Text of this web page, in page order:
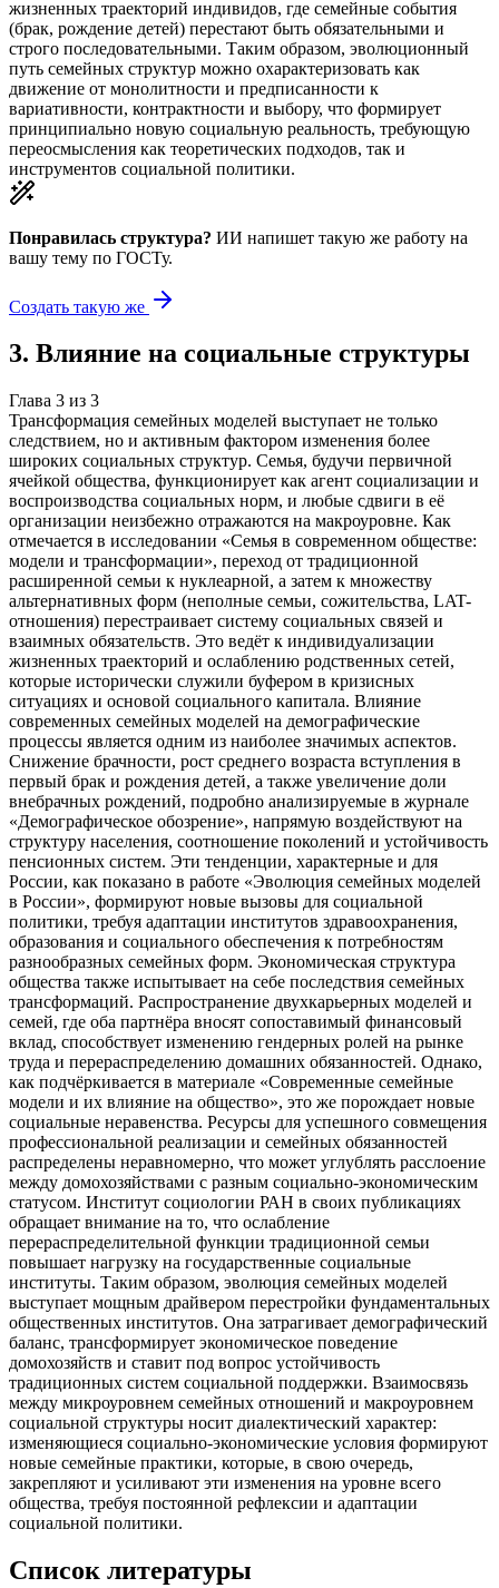
жизненных траекторий индивидов, где семейные события
(брак, рождение детей) перестают быть обязательными и
строго последовательными. Таким образом, эволюционный
путь семейных структур можно охарактеризовать как
движение от монолитности и предписанности к
вариативности, контрактности и выбору, что формирует
принципиально новую социальную реальность, требующую
переосмысления как теоретических подходов, так и
инструментов социальной политики.
Понравилась структура? ИИ напишет такую же работу на
вашу тему по ГОСТу.
Создать такую же
3. Влияние на социальные структуры
Глава 3 из 3
Трансформация семейных моделей выступает не только
следствием, но и активным фактором изменения более
широких социальных структур. Семья, будучи первичной
ячейкой общества, функционирует как агент социализации и
воспроизводства социальных норм, и любые сдвиги в её
организации неизбежно отражаются на макроуровне. Как
отмечается в исследовании «Семья в современном обществе:
модели и трансформации», переход от традиционной
расширенной семьи к нуклеарной, а затем к множеству
альтернативных форм (неполные семьи, сожительства, LAT-
отношения) перестраивает систему социальных связей и
взаимных обязательств. Это ведёт к индивидуализации
жизненных траекторий и ослаблению родственных сетей,
которые исторически служили буфером в кризисных
ситуациях и основой социального капитала. Влияние
современных семейных моделей на демографические
процессы является одним из наиболее значимых аспектов.
Снижение брачности, рост среднего возраста вступления в
первый брак и рождения детей, а также увеличение доли
внебрачных рождений, подробно анализируемые в журнале
«Демографическое обозрение», напрямую воздействуют на
структуру населения, соотношение поколений и устойчивость
пенсионных систем. Эти тенденции, характерные и для
России, как показано в работе «Эволюция семейных моделей
в России», формируют новые вызовы для социальной
политики, требуя адаптации институтов здравоохранения,
образования и социального обеспечения к потребностям
разнообразных семейных форм. Экономическая структура
общества также испытывает на себе последствия семейных
трансформаций. Распространение двухкарьерных моделей и
семей, где оба партнёра вносят сопоставимый финансовый
вклад, способствует изменению гендерных ролей на рынке
труда и перераспределению домашних обязанностей. Однако,
как подчёркивается в материале «Современные семейные
модели и их влияние на общество», это же порождает новые
социальные неравенства. Ресурсы для успешного совмещения
профессиональной реализации и семейных обязанностей
распределены неравномерно, что может углублять расслоение
между домохозяйствами с разным социально-экономическим
статусом. Институт социологии РАН в своих публикациях
обращает внимание на то, что ослабление
перераспределительной функции традиционной семьи
повышает нагрузку на государственные социальные
институты. Таким образом, эволюция семейных моделей
выступает мощным драйвером перестройки фундаментальных
общественных институтов. Она затрагивает демографический
баланс, трансформирует экономическое поведение
домохозяйств и ставит под вопрос устойчивость
традиционных систем социальной поддержки. Взаимосвязь
между микроуровнем семейных отношений и макроуровнем
социальной структуры носит диалектический характер:
изменяющиеся социально-экономические условия формируют
новые семейные практики, которые, в свою очередь,
закрепляют и усиливают эти изменения на уровне всего
общества, требуя постоянной рефлексии и адаптации
социальной политики.
Список литературы